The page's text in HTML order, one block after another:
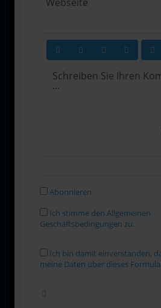
Abonnieren
Ich stimme den Allgemeinen
Geschäftsbedingungen zu.
Ich bin damit einverstanden,
meine Daten über dieses